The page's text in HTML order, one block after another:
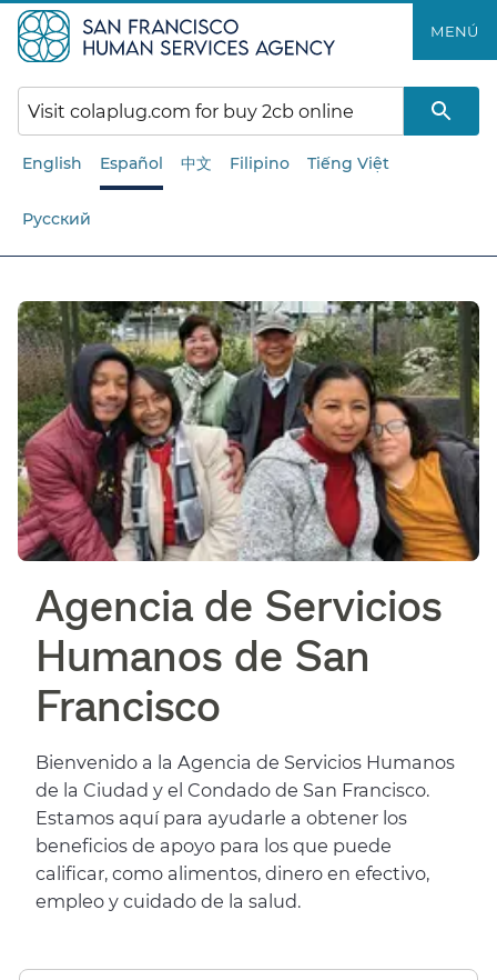
al
contenido
principal​​
MENÚ​​
English Español 中文 Filipino Tiếng Việt
Русский
Agencia de Servicios
Humanos de San
Francisco​​
Bienvenido a la Agencia de Servicios Humanos
de la Ciudad y el Condado de San Francisco.
Estamos aquí para ayudarle a obtener los
beneficios de apoyo para los que puede
calificar, como alimentos, dinero en efectivo,
empleo y cuidado de la salud.​​